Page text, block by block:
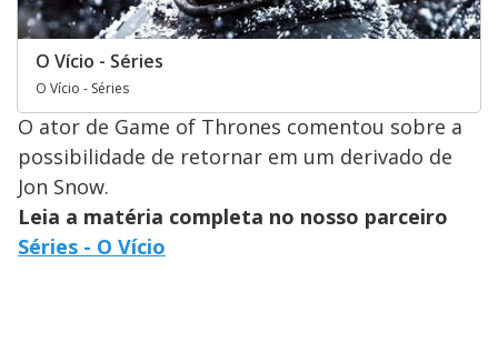
O Vício - Séries
O Vício - Séries
O ator de Game of Thrones comentou sobre a
possibilidade de retornar em um derivado de
Jon Snow.
Leia a matéria completa no nosso parceiro
Séries - O Vício